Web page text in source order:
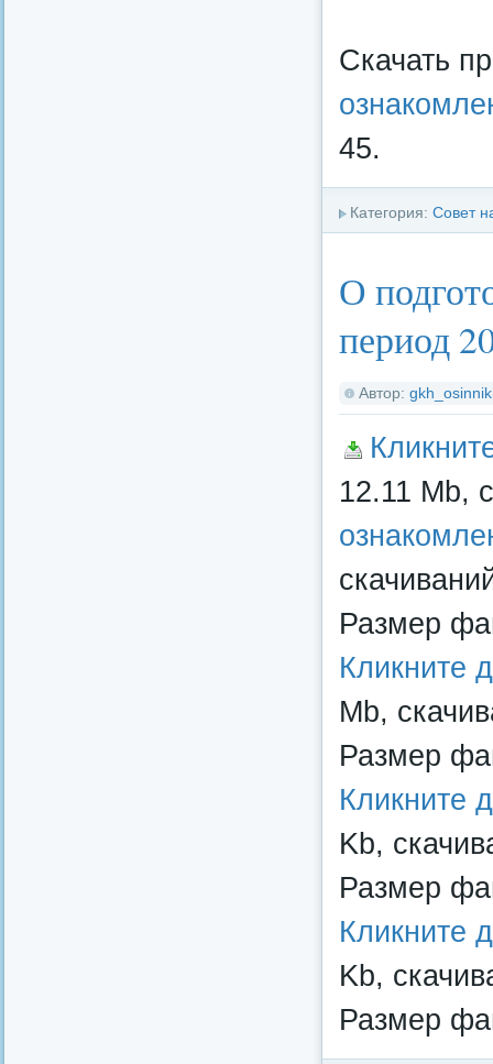
Скачать
45.
Категория: Совет
О
период
Автор:
12.11 Mb,
Размер
Кликните
Mb,
Размер
Кликните
Kb,
Размер
Кликните
Kb,
Размер